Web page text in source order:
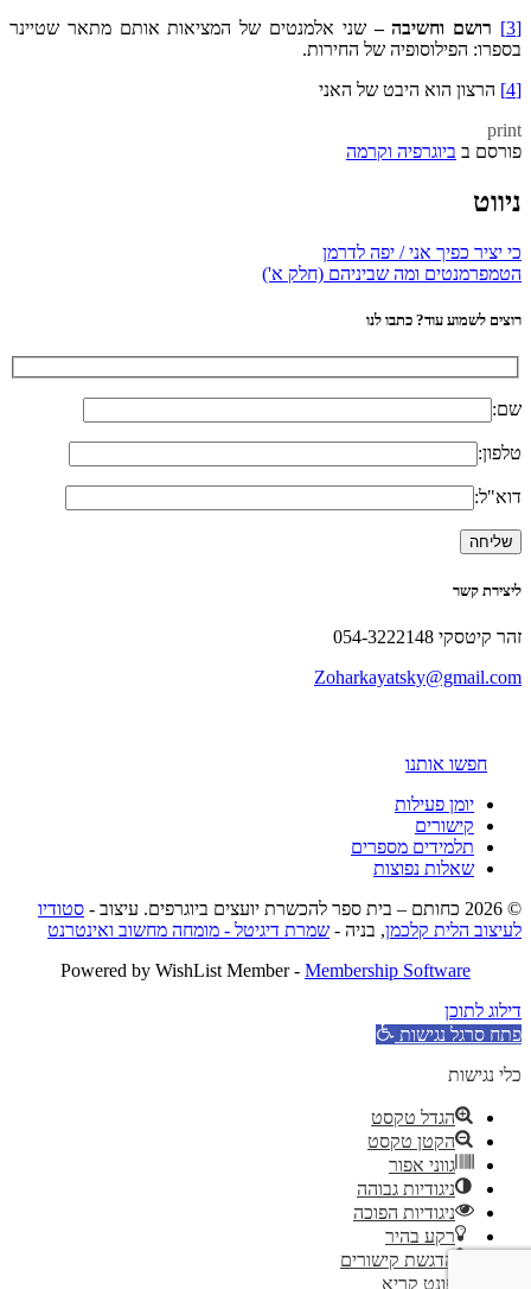
[3]
רושם וחשיבה –שני אלמנטים של המציאות אותם מתאר שטיינר
בספרו: הפילוסופיה של החירות.
[4]
הרצון הוא היבט של האני
print
פורסם ב ביוגרפיה וקרמה
ניווט
כי יציר כפיך אני / יפה לדרמן
הטמפרמנטים ומה שביניהם (חלק א')
רוצים לשמוע עוד? כתבו לנו
שם:
טלפון:
דוא"ל:
ליצירת קשר
זהר קיטסקי 054-3222148
Zoharkayatsky@gmail.com
חפשו אותנו
יומן פעילות
קישורים
תלמידים מספרים
שאלות נפוצות
© 2026 כחותם – בית ספר להכשרת יועצים ביוגרפים. עיצוב -
סטודיו
לעיצוב הלית קלכמן, בניה - שמרת דיגיטל - מומחה מחשוב ואינטרנט
Powered by WishList Member - Membership Software
דילוג לתוכן
פתח סרגל נגישות
כלי נגישות
הגדל טקסט
הקטן טקסט
גווני אפור
ניגודיות גבוהה
ניגודיות הפוכה
רקע בהיר
הדגשת קישורים
פונט קריא